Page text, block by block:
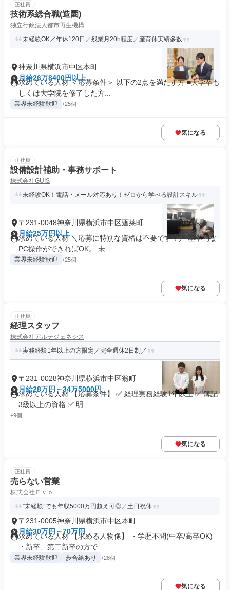
正社員
技術系総合職(造園)
独立行政法人都市再生機構
未経験OK／年休120日／残業月20h程度／産育休実績多数
神奈川県横浜市中区本町
月給26万8400円以上
求めている人材 ＜応募条件＞ 以下の2点を満たす方 ■大学卒も
しくは大学院を修了した方...
業界未経験歓迎 +25個
気になる
正社員
設備設計補助・事務サポート
株式会社GUIS
未経験OK！電話・メール対応あり！ゼロから学べる設計スキル
〒231-0048神奈川県横浜市中区蓬莱町
月給25万円以上
求めている人材 ＼応募に特別な資格は不要です！／ 基本的な
PC操作ができればOK。 未...
業界未経験歓迎 +25個
気になる
正社員
経理スタッフ
株式会社アルテジェネシス
実務経験1年以上の方限定／完全週休2日制／
〒231-0028神奈川県横浜市中区翁町
月給28万円～34万5000円
求めている人材 【応募条件】 ✅ 経理実務経験1年以上 ✅ 簿記
3級以上の資格 ✅ 明...
+9個
気になる
正社員
売らない営業
株式会社Ｅｖｏ
”未経験”でも年収5000万円超え可◎／土日祝休
〒231-0005神奈川県横浜市中区本町
月給30万円～70万円
求めている人材 【求める人物像】 ・学歴不問(中卒/高卒OK)
・新卒、第二新卒の方で...
業界未経験歓迎 歩合給あり +28個
気になる